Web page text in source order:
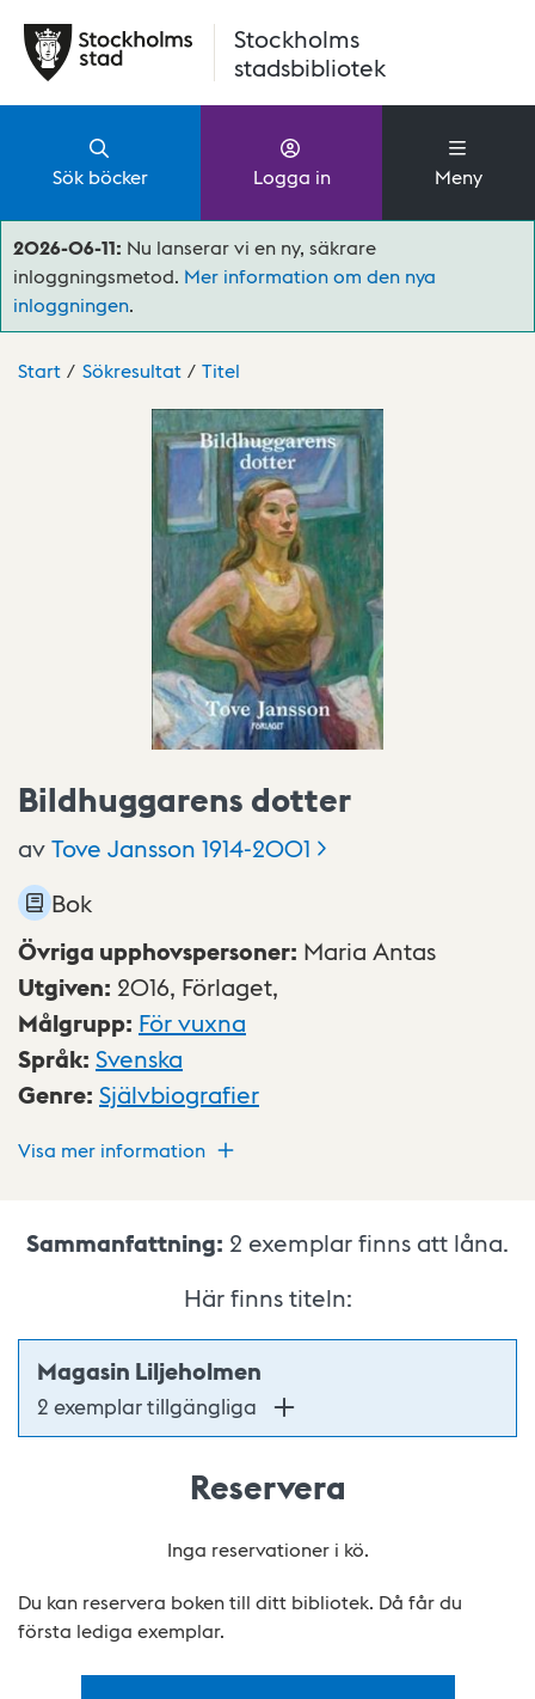
Stockholms
stadsbibliotek
Sök böcker Logga in Meny
2026-06-11: Nu lanserar vi en ny, säkrare
inloggningsmetod. Mer information om den nya
inloggningen.
Start Sökresultat Titel
Bildhuggarens dotter
avTove Jansson 1914-2001
Bok
Övriga upphovspersoner: Maria Antas
Utgiven: 2016, Förlaget,
Målgrupp: För vuxna
Språk: Svenska
Genre: Självbiografier
Visa mer information
Sammanfattning: 2 exemplar finns att låna.
Här finns titeln:
Magasin Liljeholmen
2 exemplar tillgängliga
Reservera
Inga reservationer i kö.
Du kan reservera boken till ditt bibliotek. Då får du
första lediga exemplar.